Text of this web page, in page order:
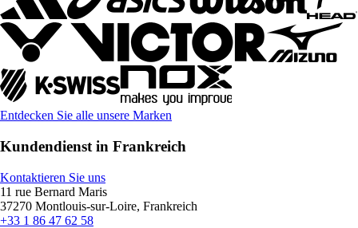
Entdecken Sie alle unsere Marken
Kundendienst in Frankreich
Kontaktieren Sie uns
11 rue Bernard Maris
37270 Montlouis-sur-Loire, Frankreich
+33 1 86 47 62 58